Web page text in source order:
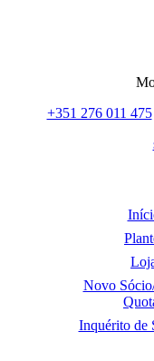
+351 276 011 475
Novo
Inquérito de